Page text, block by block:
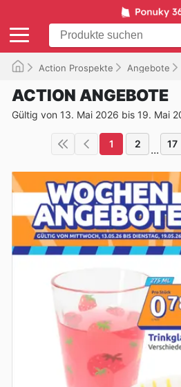
Action Prospekte Angebote
ACTION ANGEBOTE
Gültig von 13. Mai 2026 bis 19. Mai
1 2 ... 17